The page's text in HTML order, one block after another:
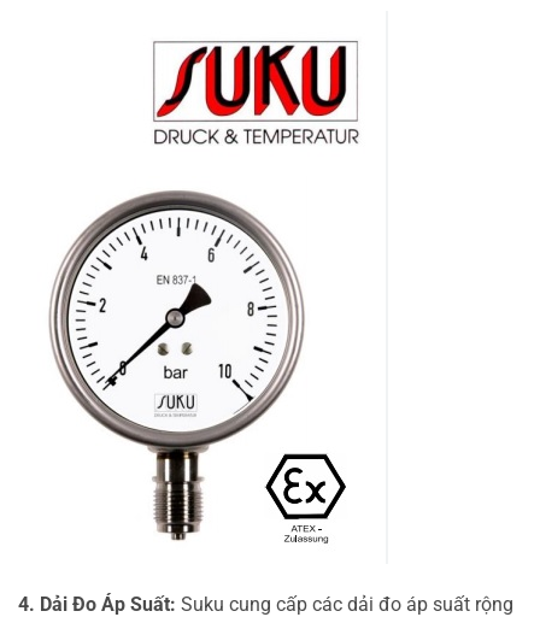
4. Dải Đo Áp Suất: Suku cung cấp các dải đo áp suất rộng